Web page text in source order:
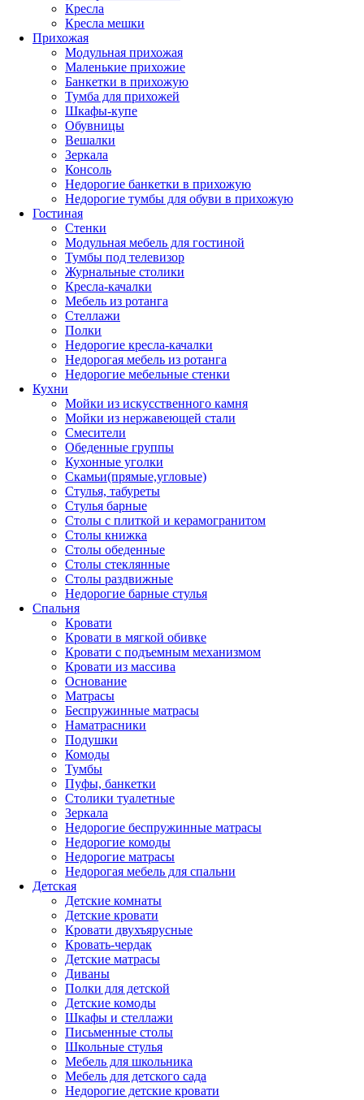
Кресла
Кресла мешки
Прихожая
Модульная прихожая
Маленькие прихожие
Банкетки в прихожую
Тумба для прихожей
Шкафы-купе
Обувницы
Вешалки
Зеркала
Консоль
Недорогие банкетки в прихожую
Недорогие тумбы для обуви в прихожую
Гостиная
Стенки
Модульная мебель для гостиной
Тумбы под телевизор
Журнальные столики
Кресла-качалки
Мебель из ротанга
Стеллажи
Полки
Недорогие кресла-качалки
Недорогая мебель из ротанга
Недорогие мебельные стенки
Кухни
Мойки из искусственного камня
Мойки из нержавеющей стали
Смесители
Обеденные группы
Кухонные уголки
Скамьи(прямые,угловые)
Стулья, табуреты
Стулья барные
Столы с плиткой и керамогранитом
Столы книжка
Столы обеденные
Столы стеклянные
Столы раздвижные
Недорогие барные стулья
Спальня
Кровати
Кровати в мягкой обивке
Кровати с подъемным механизмом
Кровати из массива
Основание
Матрасы
Беспружинные матрасы
Наматрасники
Подушки
Комоды
Тумбы
Пуфы, банкетки
Столики туалетные
Зеркала
Недорогие беспружинные матрасы
Недорогие комоды
Недорогие матрасы
Недорогая мебель для спальни
Детская
Детские комнаты
Детские кровати
Кровати двухъярусные
Кровать-чердак
Детские матрасы
Диваны
Полки для детской
Детские комоды
Шкафы и стеллажи
Письменные столы
Школьные стулья
Мебель для школьника
Мебель для детского сада
Недорогие детские кровати